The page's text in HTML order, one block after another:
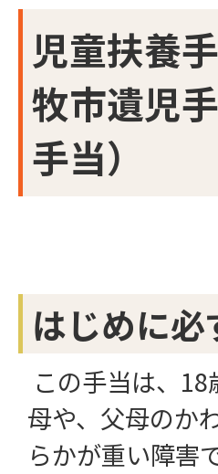
児童扶養
牧市遺児
手当）
はじめに
この手当は、
母や、父母のか
らかが重い障害